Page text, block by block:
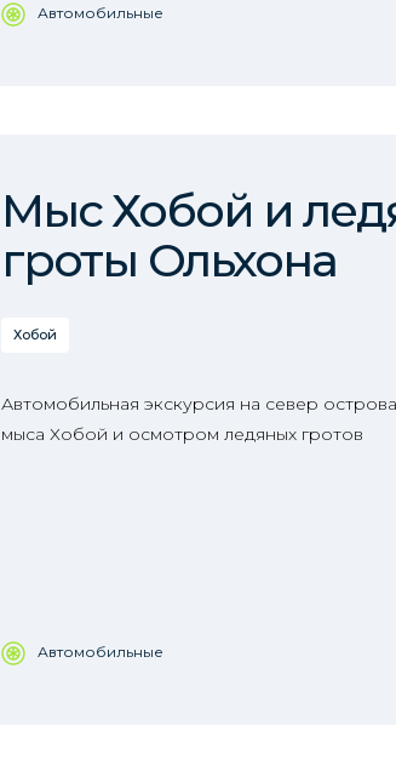
Автомобильные
Мыс Хобой и
гроты Ольхона
Хобой
Автомобильная экскурсия на север
мыса Хобой и осмотром ледяных гротов
Автомобильные